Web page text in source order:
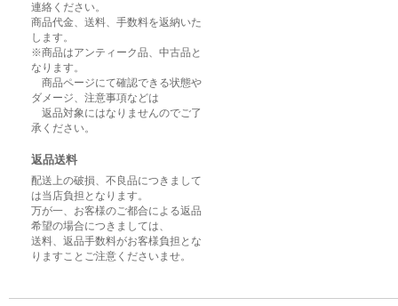
連絡ください。
商品代金、送料、手数料を返納いた
します。
※商品はアンティーク品、中古品と
なります。
商品ページにて確認できる状態や
ダメージ、注意事項などは
返品対象にはなりませんのでご了
承ください。
返品送料
配送上の破損、不良品につきまして
は当店負担となります。
万が一、お客様のご都合による返品
希望の場合につきましては、
送料、返品手数料がお客様負担とな
りますことご注意くださいませ。